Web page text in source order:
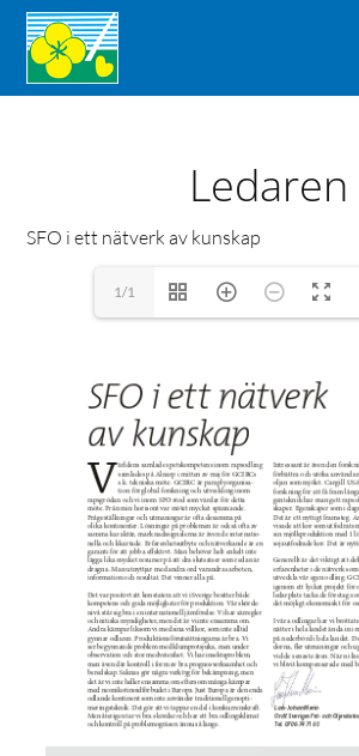
Ledaren
SFO i ett nätverk av kunskap
1/1